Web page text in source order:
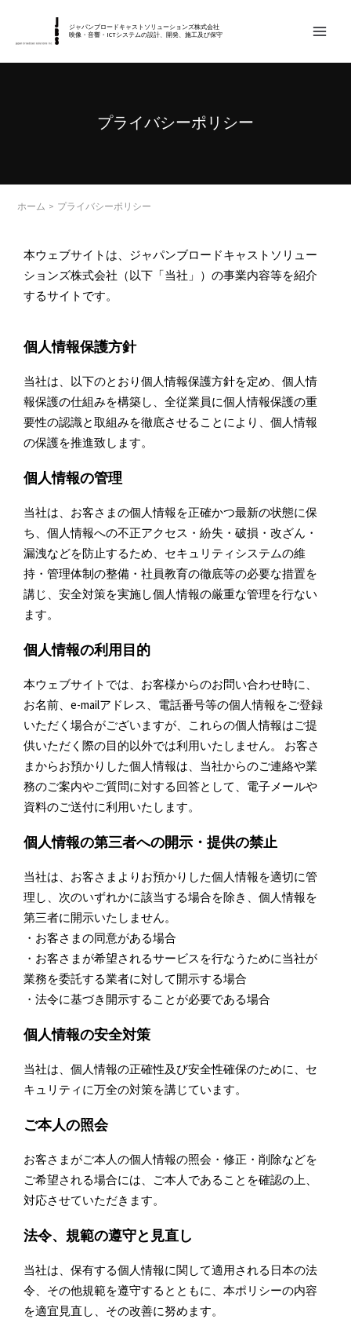
ジャパンブロードキャストソリューションズ株式会社
映像・音響・ICTシステムの設計、開発、施工及び保守
プライバシーポリシー
ホーム プライバシーポリシー
本ウェブサイトは、ジャパンブロードキャストソリュー
ションズ株式会社（以下「当社」）の事業内容等を紹介
するサイトです。
個人情報保護方針
当社は、以下のとおり個人情報保護方針を定め、個人情
報保護の仕組みを構築し、全従業員に個人情報保護の重
要性の認識と取組みを徹底させることにより、個人情報
の保護を推進致します。
個人情報の管理
当社は、お客さまの個人情報を正確かつ最新の状態に保
ち、個人情報への不正アクセス・紛失・破損・改ざん・
漏洩などを防止するため、セキュリティシステムの維
持・管理体制の整備・社員教育の徹底等の必要な措置を
講じ、安全対策を実施し個人情報の厳重な管理を行ない
ます。
個人情報の利用目的
本ウェブサイトでは、お客様からのお問い合わせ時に、
お名前、e-mailアドレス、電話番号等の個人情報をご登録
いただく場合がございますが、これらの個人情報はご提
供いただく際の目的以外では利用いたしません。 お客さ
まからお預かりした個人情報は、当社からのご連絡や業
務のご案内やご質問に対する回答として、電子メールや
資料のご送付に利用いたします。
個人情報の第三者への開示・提供の禁止
当社は、お客さまよりお預かりした個人情報を適切に管
理し、次のいずれかに該当する場合を除き、個人情報を
第三者に開示いたしません。
・お客さまの同意がある場合
・お客さまが希望されるサービスを行なうために当社が
業務を委託する業者に対して開示する場合
・法令に基づき開示することが必要である場合
個人情報の安全対策
当社は、個人情報の正確性及び安全性確保のために、セ
キュリティに万全の対策を講じています。
ご本人の照会
お客さまがご本人の個人情報の照会・修正・削除などを
ご希望される場合には、ご本人であることを確認の上、
対応させていただきます。
法令、規範の遵守と見直し
当社は、保有する個人情報に関して適用される日本の法
令、その他規範を遵守するとともに、本ポリシーの内容
を適宜見直し、その改善に努めます。